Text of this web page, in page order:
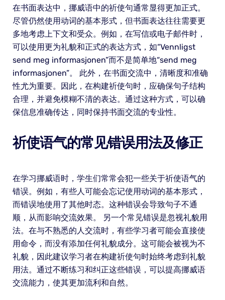
在书面表达中，挪威语中的祈使句通常显得更加正式。
尽管仍然使用动词的基本形式，但书面表达往往需要更
多地考虑上下文和受众。例如，在写信或电子邮件时，
可以使用更为礼貌和正式的表达方式，如“Vennligst
send meg informasjonen”而不是简单地“send meg
informasjonen”。 此外，在书面交流中，清晰度和准确
性尤为重要。因此，在构建祈使句时，应确保句子结构
合理，并避免模糊不清的表达。通过这种方式，可以确
保信息准确传达，同时保持书面交流的专业性。
祈使语气的常见错误用法及修正
在学习挪威语时，学生们常常会犯一些关于祈使语气的
错误。例如，有些人可能会忘记使用动词的基本形式，
而错误地使用了其他时态。这种错误会导致句子不通
顺，从而影响交流效果。 另一个常见错误是忽视礼貌用
法。在与不熟悉的人交流时，有些学习者可能会直接使
用命令，而没有添加任何礼貌成分。这可能会被视为不
礼貌，因此建议学习者在构建祈使句时始终考虑到礼貌
用法。通过不断练习和纠正这些错误，可以提高挪威语
交流能力，使其更加流利和自然。